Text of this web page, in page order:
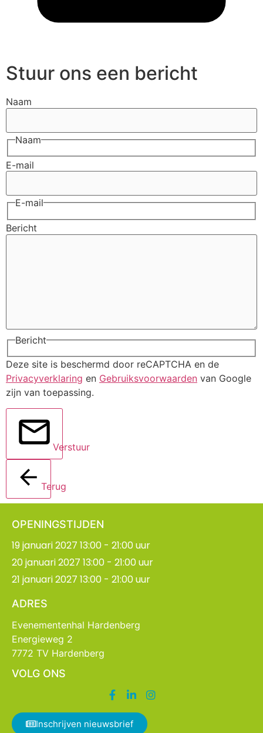
Stuur ons een bericht
Naam
Naam
E-mail
E-mail
Bericht
Bericht
Deze site is beschermd door reCAPTCHA en de
Privacyverklaring en Gebruiksvoorwaarden van Google
zijn van toepassing.
Verstuur
Terug
OPENINGSTIJDEN
19 januari 2027 13:00 - 21:00 uur
20 januari 2027 13:00 - 21:00 uur
21 januari 2027 13:00 - 21:00 uur
ADRES
Evenementenhal Hardenberg
Energieweg 2
7772 TV Hardenberg
VOLG ONS
Inschrijven nieuwsbrief